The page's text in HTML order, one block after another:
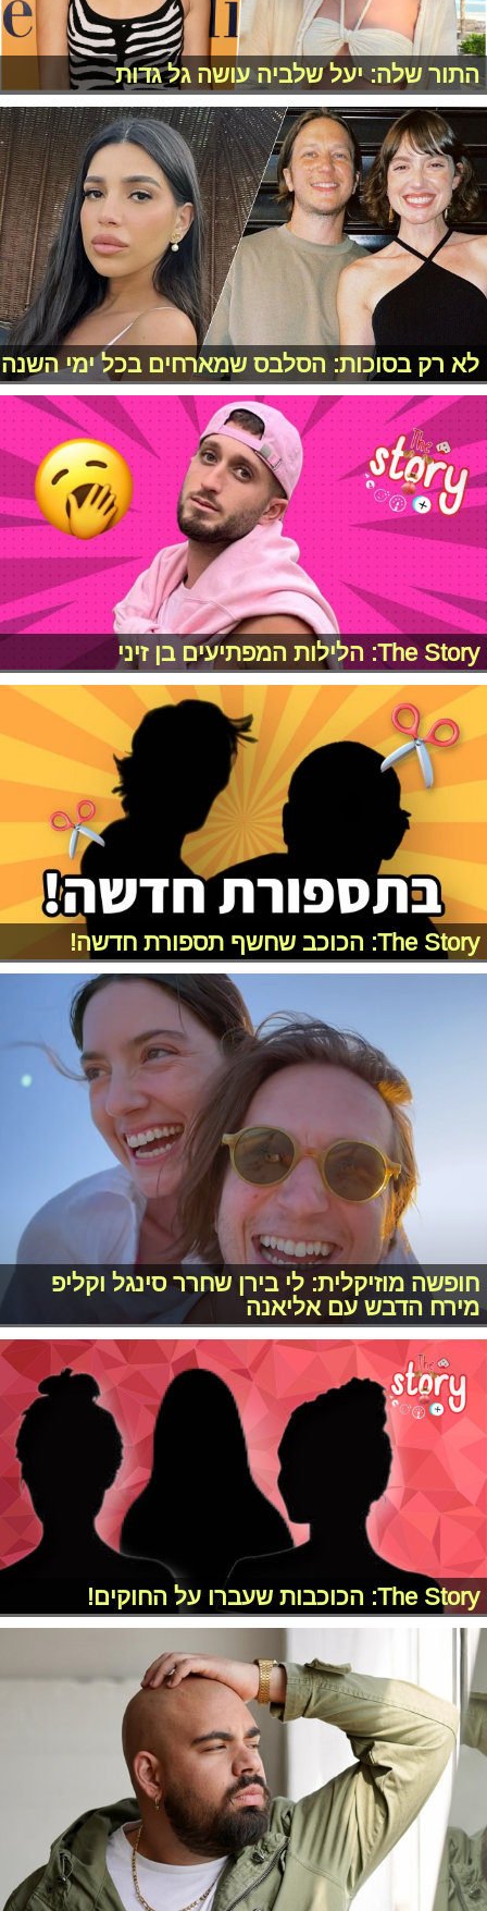
התור שלה: יעל שלביה עושה גל גדות
לא רק בסוכות: הסלבס שמארחים בכל ימי השנה
The Story: הלילות המפתיעים בן זיני
The Story: הכוכב שחשף תספורת חדשה!
חופשה מוזיקלית: לי בירן שחרר סינגל וקליפ
מירח הדבש עם אליאנה
The Story: הכוכבות שעברו על החוקים!